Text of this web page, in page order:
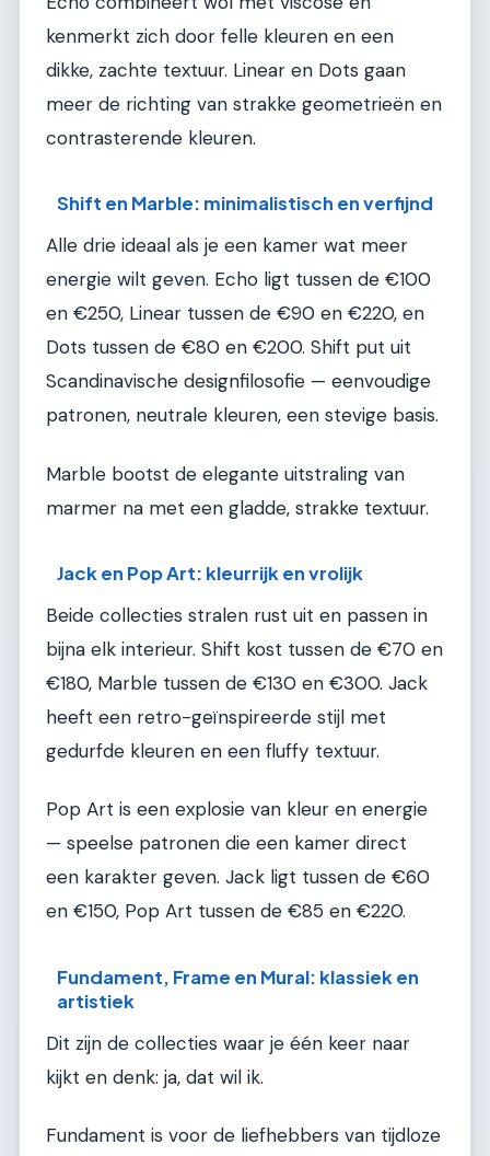
kenmerkt zich door felle kleuren en een
dikke, zachte textuur. Linear en Dots gaan
meer de richting van strakke geometrieën en
contrasterende kleuren.
Shift en Marble: minimalistisch en verfijnd
Alle drie ideaal als je een kamer wat meer
energie wilt geven. Echo ligt tussen de €100
en €250, Linear tussen de €90 en €220, en
Dots tussen de €80 en €200. Shift put uit
Scandinavische designfilosofie — eenvoudige
patronen, neutrale kleuren, een stevige basis.
Marble bootst de elegante uitstraling van
marmer na met een gladde, strakke textuur.
Jack en Pop Art: kleurrijk en vrolijk
Beide collecties stralen rust uit en passen in
bijna elk interieur. Shift kost tussen de €70 en
€180, Marble tussen de €130 en €300. Jack
heeft een retro-geïnspireerde stijl met
gedurfde kleuren en een fluffy textuur.
Pop Art is een explosie van kleur en energie
— speelse patronen die een kamer direct
een karakter geven. Jack ligt tussen de €60
en €150, Pop Art tussen de €85 en €220.
Fundament, Frame en Mural: klassiek en
artistiek
Dit zijn de collecties waar je één keer naar
kijkt en denk: ja, dat wil ik.
Fundament is voor de liefhebbers van tijdloze